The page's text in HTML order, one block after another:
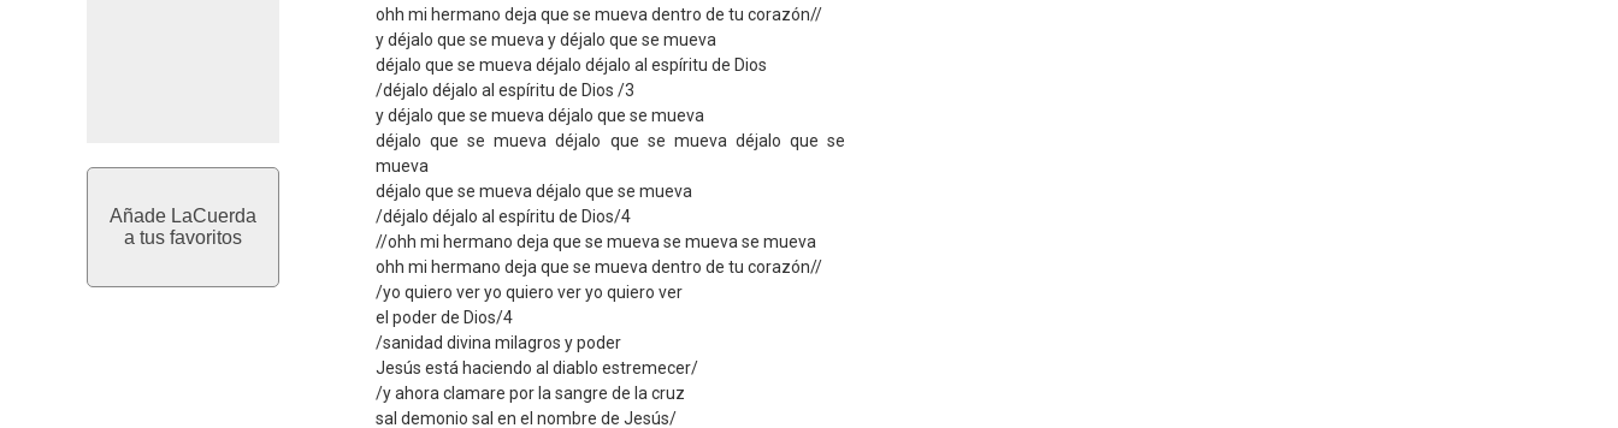
Añade LaCuerda
a tus favoritos
ohh mi hermano deja que se mueva dentro de tu corazón//
y déjalo que se mueva y déjalo que se mueva
déjalo que se mueva déjalo déjalo al espíritu de Dios
/déjalo déjalo al espíritu de Dios /3
y déjalo que se mueva déjalo que se mueva
déjalo que se mueva déjalo que se mueva déjalo que se
mueva
déjalo que se mueva déjalo que se mueva
/déjalo déjalo al espíritu de Dios/4
//ohh mi hermano deja que se mueva se mueva se mueva
ohh mi hermano deja que se mueva dentro de tu corazón//
/yo quiero ver yo quiero ver yo quiero ver
el poder de Dios/4
/sanidad divina milagros y poder
Jesús está haciendo al diablo estremecer/
/y ahora clamare por la sangre de la cruz
sal demonio sal en el nombre de Jesús/